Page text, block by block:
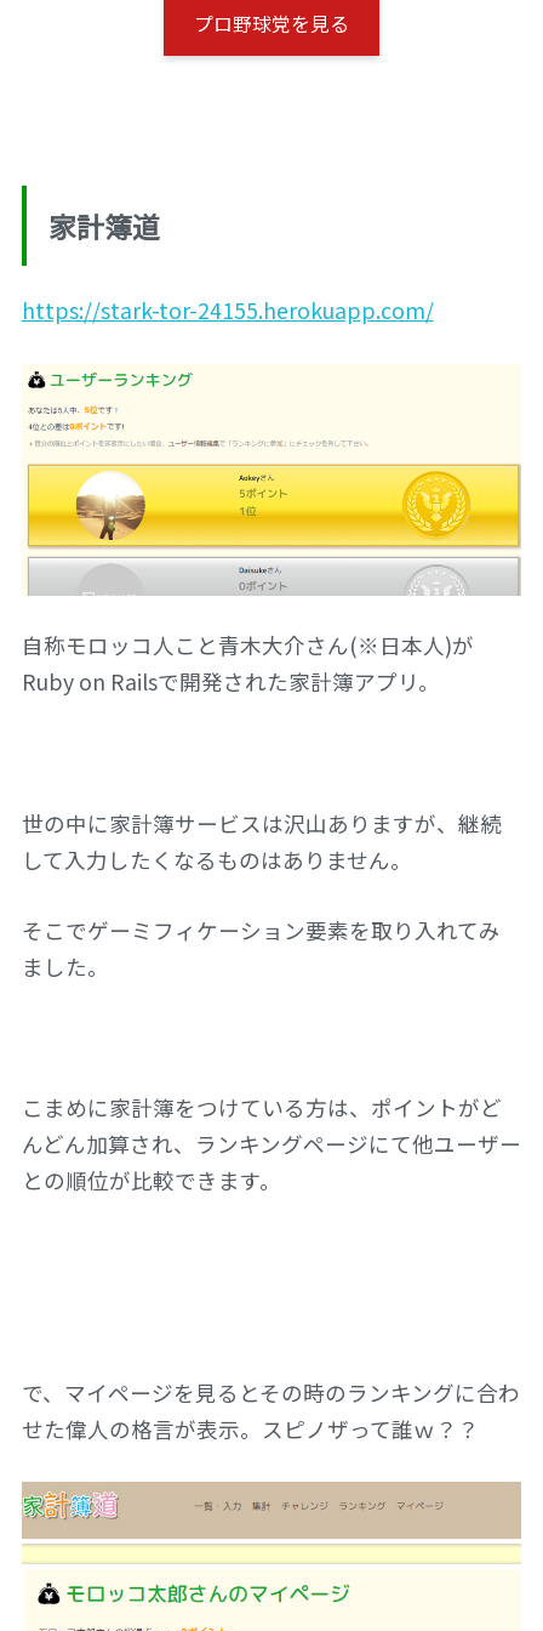
プロ野球党を見る
家計簿道
https://stark-tor-24155.herokuapp.com/
自称モロッコ人こと青木大介さん(※日本人)が
Ruby on Railsで開発された家計簿アプリ。
世の中に家計簿サービスは沢山ありますが、継続
して入力したくなるものはありません。
そこでゲーミフィケーション要素を取り入れてみ
ました。
こまめに家計簿をつけている方は、ポイントがど
んどん加算され、ランキングページにて他ユーザー
との順位が比較できます。
で、マイページを見るとその時のランキングに合わ
せた偉人の格言が表示。スピノザって誰ｗ？？